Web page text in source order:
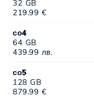
32 GB
219.99 €
со4
64 GB
439.99 лв.
со5
128 GB
879.99 €